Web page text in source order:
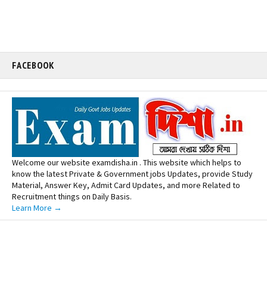
FACEBOOK
Welcome our website examdisha.in . This website which helps to
know the latest Private & Government jobs Updates, provide Study
Material, Answer Key, Admit Card Updates, and more Related to
Recruitment things on Daily Basis.
Learn More →